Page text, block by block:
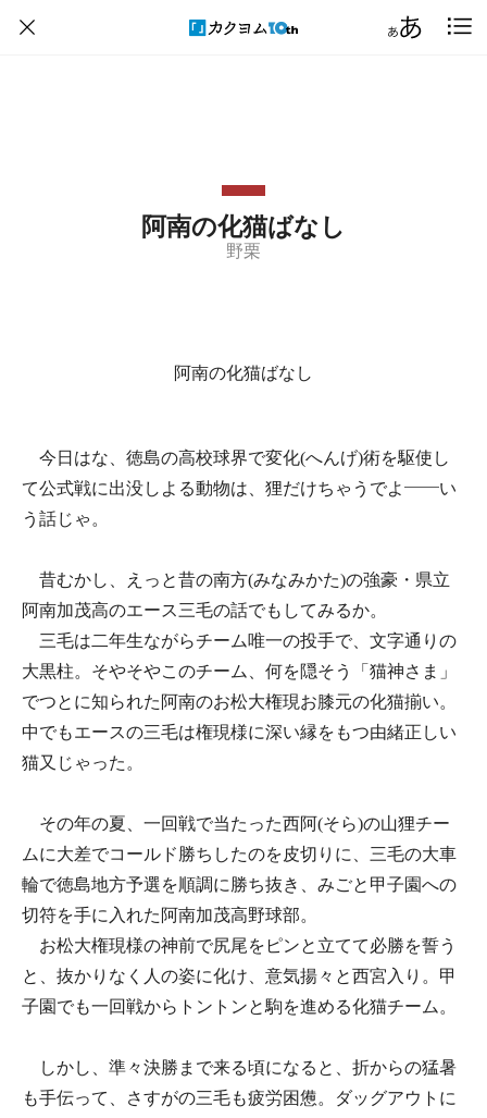
阿南の化猫ばなし
野栗
阿南の化猫ばなし
今日はな、徳島の高校球界で変化(へんげ)術を駆使し
て公式戦に出没しよる動物は、狸だけちゃうでよ――い
う話じゃ。
昔むかし、えっと昔の南方(みなみかた)の強豪・県立
阿南加茂高のエース三毛の話でもしてみるか。
三毛は二年生ながらチーム唯一の投手で、文字通りの
大黒柱。そやそやこのチーム、何を隠そう「猫神さま」
でつとに知られた阿南のお松大権現お膝元の化猫揃い。
中でもエースの三毛は権現様に深い縁をもつ由緒正しい
猫又じゃった。
その年の夏、一回戦で当たった西阿(そら)の山狸チー
ムに大差でコールド勝ちしたのを皮切りに、三毛の大車
輪で徳島地方予選を順調に勝ち抜き、みごと甲子園への
切符を手に入れた阿南加茂高野球部。
お松大権現様の神前で尻尾をピンと立てて必勝を誓う
と、抜かりなく人の姿に化け、意気揚々と西宮入り。甲
子園でも一回戦からトントンと駒を進める化猫チーム。
しかし、準々決勝まで来る頃になると、折からの猛暑
も手伝って、さすがの三毛も疲労困憊。ダッグアウトに